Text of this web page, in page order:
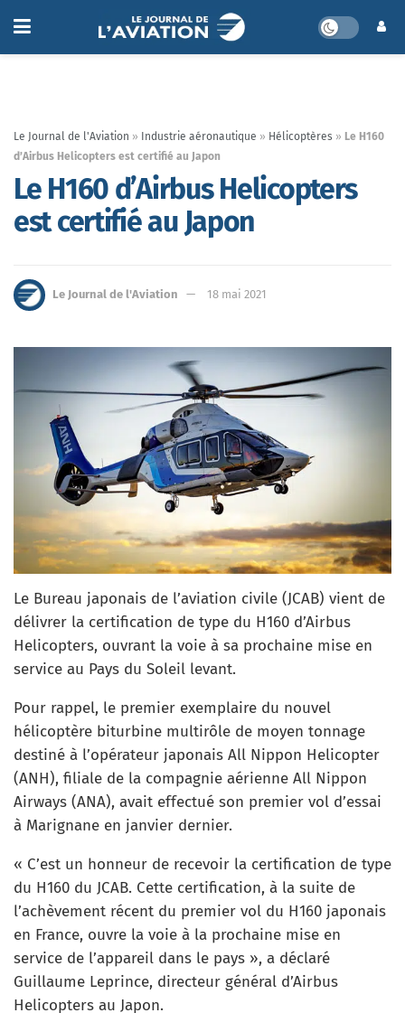
Le Journal de l'Aviation » Industrie aéronautique » Hélicoptères » Le H160
d’Airbus Helicopters est certifié au Japon
Le H160 d’Airbus Helicopters
est certifié au Japon
Le Journal de l'Aviation 18 mai 2021
Le Bureau japonais de l’aviation civile (JCAB) vient de
délivrer la certification de type du H160 d’Airbus
Helicopters, ouvrant la voie à sa prochaine mise en
service au Pays du Soleil levant.
Pour rappel, le premier exemplaire du nouvel
hélicoptère biturbine multirôle de moyen tonnage
destiné à l’opérateur japonais All Nippon Helicopter
(ANH), filiale de la compagnie aérienne All Nippon
Airways (ANA), avait effectué son premier vol d’essai
à Marignane en janvier dernier.
« C’est un honneur de recevoir la certification de type
du H160 du JCAB. Cette certification, à la suite de
l’achèvement récent du premier vol du H160 japonais
en France, ouvre la voie à la prochaine mise en
service de l’appareil dans le pays », a déclaré
Guillaume Leprince, directeur général d’Airbus
Helicopters au Japon.